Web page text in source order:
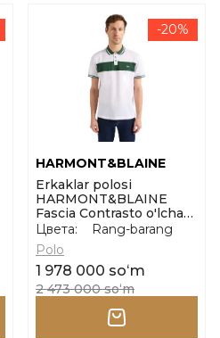
-20%
HARMONT&BLAINE
Erkaklar polosi
HARMONT&BLAINE
Fascia Contrasto o'lcham
lЦвета:
Rang-barang
Polo
1 978 000 soʻm
2 473 000 soʻm